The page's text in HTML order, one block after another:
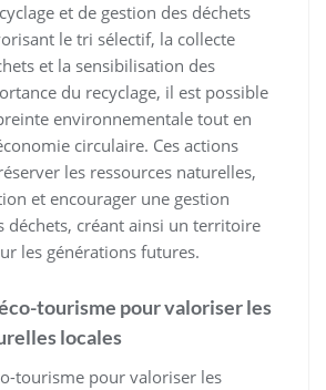
et de gestion des déchets
le tri sélectif, la collecte
et la sensibilisation des
du recyclage, il est possible
environnementale tout en
circulaire. Ces actions
les ressources naturelles,
et encourager une gestion
déchets, créant ainsi un territoire
les générations futures.
tourisme pour valoriser les
locales
tourisme pour valoriser les